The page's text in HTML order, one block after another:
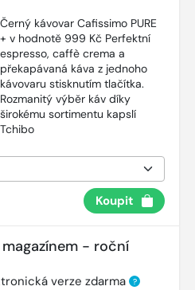
Černý kávovar Cafissimo PURE
+ v hodnotě 999 Kč Perfektní
espresso, caffè crema a
překapávaná káva z jednoho
kávovaru stisknutím tlačítka.
Rozmanitý výběr káv díky
širokému sortimentu kapslí
Tchibo
Koupit
magazínem - roční
verze zdarma ?